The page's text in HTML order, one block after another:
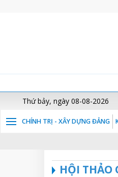
Thứ bảy, ngày 08-08-2026
CHÍNH TRỊ - XÂY DỰNG ĐẢNG
HỘI THẢO